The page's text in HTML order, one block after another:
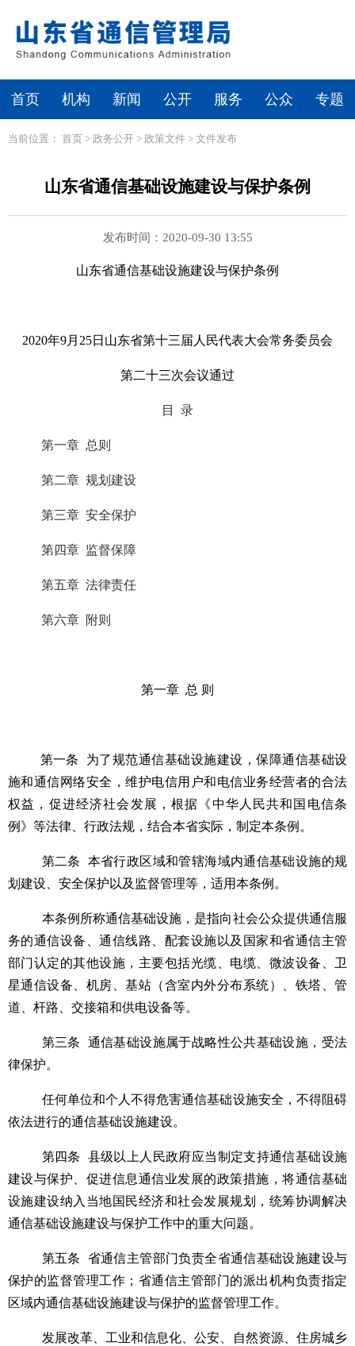
首页 机构 新闻 公开 服务 公众 专题
当前位置： 首页 > 政务公开 > 政策文件 > 文件发布
山东省通信基础设施建设与保护条例
发布时间：2020-09-30 13:55
山东省通信基础设施建设与保护条例
2020年9月25日山东省第十三届人民代表大会常务委员会
第二十三次会议通过
目 录
第一章 总则
第二章 规划建设
第三章 安全保护
第四章 监督保障
第五章 法律责任
第六章 附则
第一章 总 则
第一条
为了规范通信基础设施建设，保障通信基础设
施和通信网络安全，维护电信用户和电信业务经营者的合法
权益，促进经济社会发展，根据《中华人民共和国电信条
例》等法律、行政法规，结合本省实际，制定本条例。
第二条
本省行政区域和管辖海域内通信基础设施的规
划建设、安全保护以及监督管理等，适用本条例。
本条例所称通信基础设施，是指向社会公众提供通信服
务的通信设备、通信线路、配套设施以及国家和省通信主管
部门认定的其他设施，主要包括光缆、电缆、微波设备、卫
星通信设备、机房、基站（含室内外分布系统）、铁塔、管
道、杆路、交接箱和供电设备等。
第三条
通信基础设施属于战略性公共基础设施，受法
律保护。
任何单位和个人不得危害通信基础设施安全，不得阻碍
依法进行的通信基础设施建设。
第四条
县级以上人民政府应当制定支持通信基础设施
建设与保护、促进信息通信业发展的政策措施，将通信基础
设施建设纳入当地国民经济和社会发展规划，统筹协调解决
通信基础设施建设与保护工作中的重大问题。
第五条
省通信主管部门负责全省通信基础设施建设与
保护的监督管理工作；省通信主管部门的派出机构负责指定
区域内通信基础设施建设与保护的监督管理工作。
发展改革、工业和信息化、公安、自然资源、住房城乡